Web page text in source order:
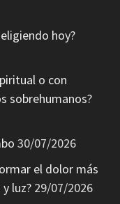
hoy?
o con
sobrehumanos?
30/07/2026
el dolor más
luz? 29/07/2026